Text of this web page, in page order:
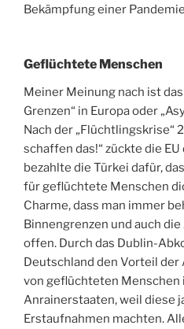
Bekämpfung einer
Geflüchtete Menschen
Meiner Meinung nach ist
Grenzen“ in Europa oder
Nach der „Flüchtlingskrise“
schaffen das!“ zückte die
bezahlte die Türkei dafür,
für geflüchtete Menschen
Charme, dass man immer
Binnengrenzen und auch
offen. Durch das Dublin-
Deutschland den Vorteil
von geflüchteten
Anrainerstaaten, weil diese
Erstaufnahmen machten.